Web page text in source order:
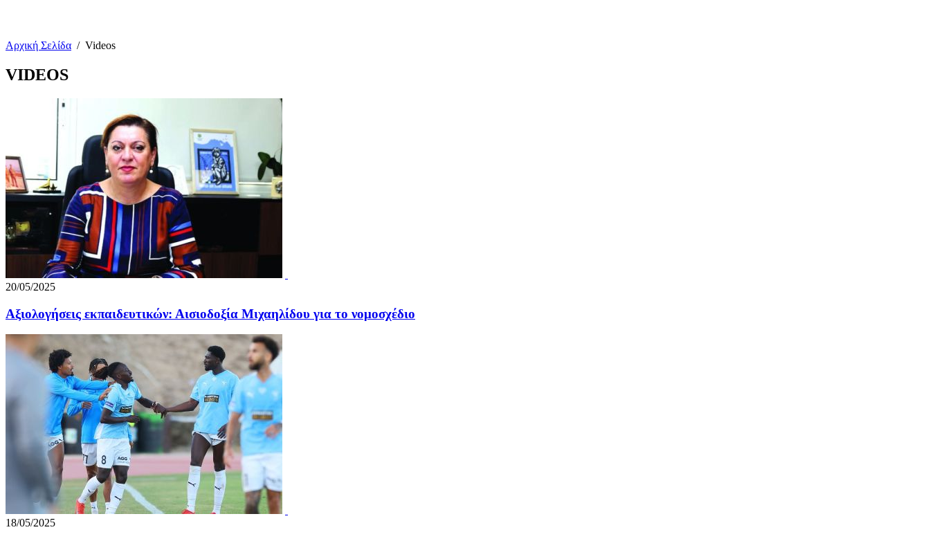
Αρχική Σελίδα / Videos
VIDEOS
20/05/2025
Αξιολογήσεις εκπαιδευτικών: Αισιοδοξία Μιχαηλίδου για το νομοσχέδιο
18/05/2025